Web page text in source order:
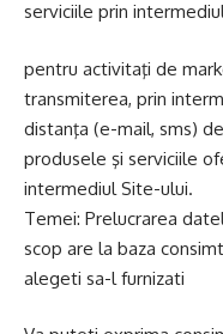
serviciile prin
pentru activitaţi de
transmiterea, prin
distanţa (e-mail, sms)
produsele şi serviciile
intermediul Site-ului.
Temei: Prelucrarea
scop are la baza
alegeti sa-l furnizati